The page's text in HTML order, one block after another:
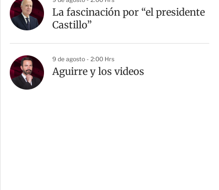
La fascinación por “el presidente
Castillo”
9 de agosto - 2:00 Hrs
Aguirre y los videos